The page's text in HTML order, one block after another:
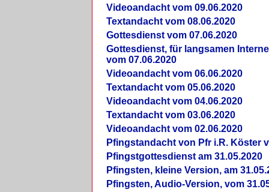
Videoandacht vom 09.06.2020
Textandacht vom 08.06.2020
Gottesdienst vom 07.06.2020
Gottesdienst, für langsamen
vom 07.06.2020
Videoandacht vom 06.06.2020
Textandacht vom 05.06.2020
Videoandacht vom 04.06.2020
Textandacht vom 03.06.2020
Videoandacht vom 02.06.2020
Pfingstandacht von Pfr i.R. Köster
Pfingstgottesdienst am 31.05.2020
Pfingsten, kleine Version, am
Pfingsten, Audio-Version, vom